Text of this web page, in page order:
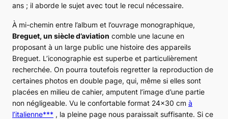
ans ; il aborde le sujet avec tout le recul nécessaire.
À mi-chemin entre l’album et l’ouvrage monographique,
Breguet, un siècle d’aviation comble une lacune en
proposant à un large public une histoire des appareils
Breguet. L’iconographie est superbe et particulièrement
recherchée. On pourra toutefois regretter la reproduction de
certaines photos en double page, qui, même si elles sont
placées en milieu de cahier, amputent l’image d’une partie
non négligeable. Vu le confortable format 24×30 cm à
l’italienne*** , la pleine page nous paraissait suffisante. Si ce